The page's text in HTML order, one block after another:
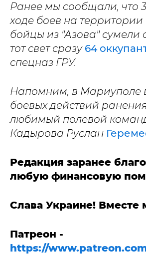
Ранее мы сообщали, что
ходе боев на
бойцы из "Азова" сумели
тот свет сразу 64
спецназ ГРУ.
Напомним, в Мариуполе
боевых действий
любимый полевой
Кадырова Руслан
Редакция заранее
любую финансовую
Слава Украине!
Патреон -
https://